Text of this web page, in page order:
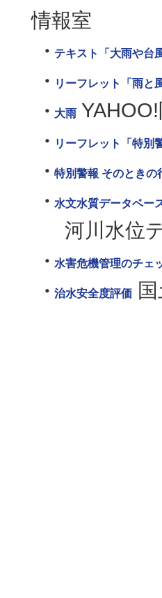
情報室
テキスト「大雨や台
リーフレット「雨と
大雨
リーフレット「特別
特別警報 そのときの
水文水質データベー
河川水位
水害危機管理のチェ
治水安全度評価